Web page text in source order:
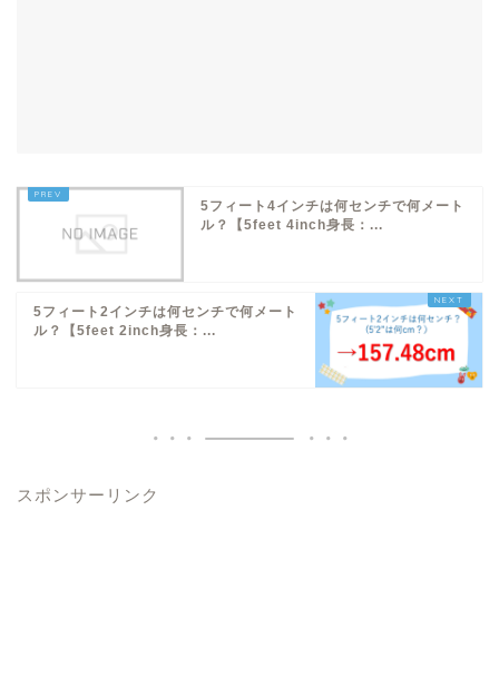
5フィート4インチは何センチで何メート
ル？【5feet 4inch身長：...
5フィート2インチは何センチで何メート
ル？【5feet 2inch身長：...
スポンサーリンク